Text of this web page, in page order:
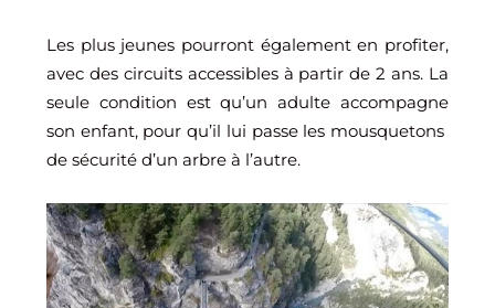
Les plus jeunes pourront également en profiter,
avec des circuits accessibles à partir de 2 ans. La
seule condition est qu’un adulte accompagne
son enfant, pour qu’il lui passe les mousquetons
de sécurité d’un arbre à l’autre.